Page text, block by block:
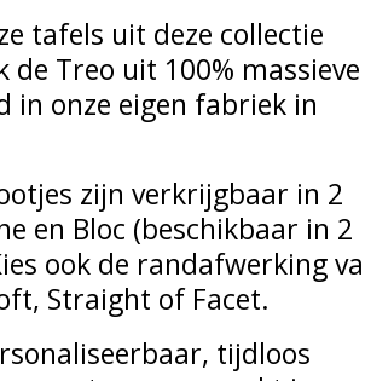
tafels uit deze collectie
de Treo uit 100%
in onze eigen fabriek in
zijn verkrijgbaar in 2
en Bloc (beschikbaar in 2
ook de randafwerking
Straight of Facet.
tijdloos